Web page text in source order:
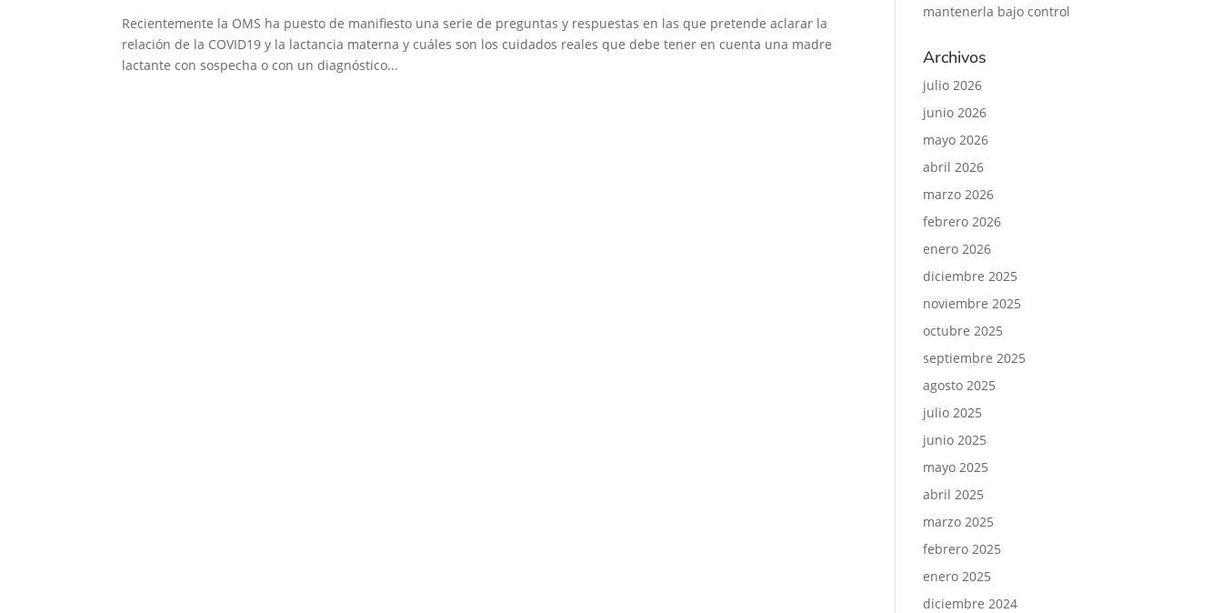
Recientemente la OMS ha puesto de manifiesto una serie de preguntas y respuestas en las que pretende aclarar la
relación de la COVID19 y la lactancia materna y cuáles son los cuidados reales que debe tener en cuenta una madre
lactante con sospecha o con un diagnóstico...
mantenerla bajo control
Archivos
julio 2026
junio 2026
mayo 2026
abril 2026
marzo 2026
febrero 2026
enero 2026
diciembre 2025
noviembre 2025
octubre 2025
septiembre 2025
agosto 2025
julio 2025
junio 2025
mayo 2025
abril 2025
marzo 2025
febrero 2025
enero 2025
diciembre 2024